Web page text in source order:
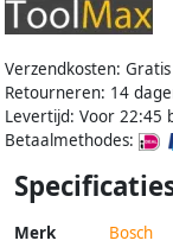
Verzendkosten:
Retourneren: 14
Levertijd: Voor 22:45
Betaalmethodes:
Merk Bosch